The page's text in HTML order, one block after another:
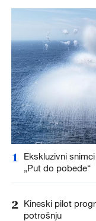
1
Ekskluzivni
„Put do pobede“
2 Kineski pilot
potrošnju